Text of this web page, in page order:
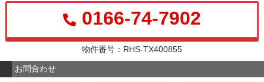
0166-74-7902
物件番号：RHS-TX400855
お問合わせ